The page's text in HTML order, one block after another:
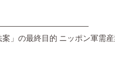
」の最終目的 ニッポン軍需